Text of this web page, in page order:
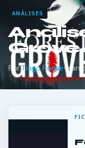
ANÁLISES
Grove
PorTiago Roque·